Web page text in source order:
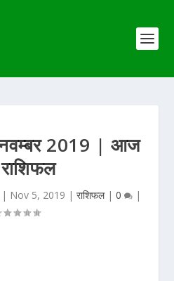
नवम्बर 2019 | आज
Nov 5, 2019 | राशिफल| 0 |